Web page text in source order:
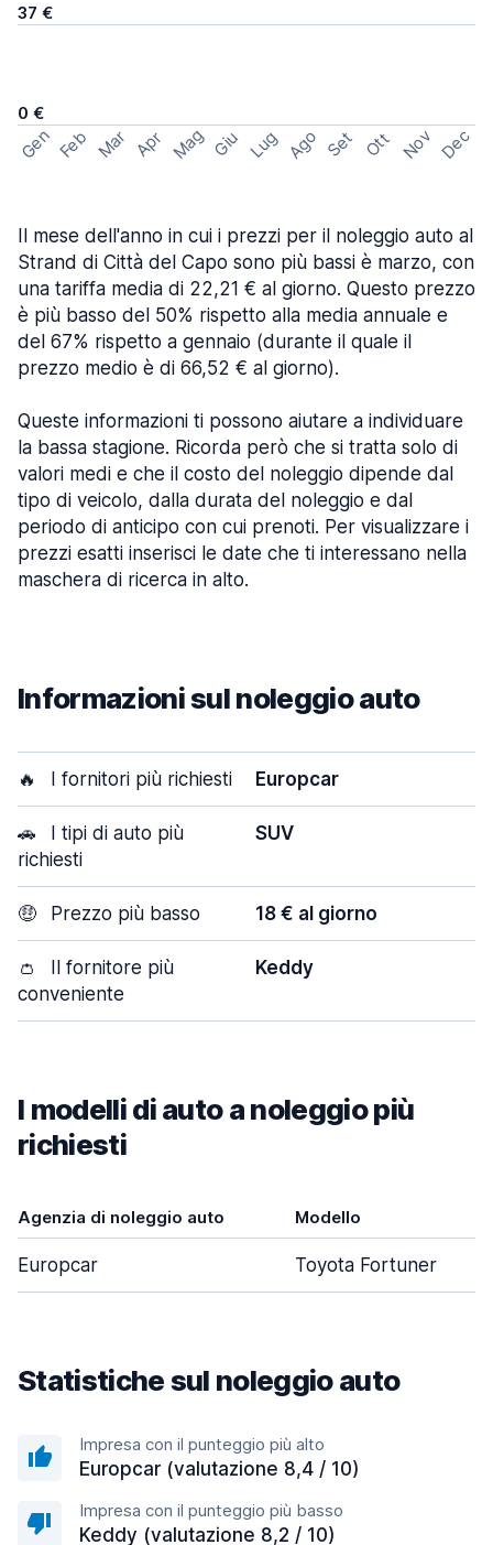
37 €
0 €
Gen Feb Mar Apr Mag Giu Lug Ago Set Ott Nov Dec
Il mese dell'anno in cui i prezzi per il noleggio auto al
Strand di Città del Capo sono più bassi è marzo, con
una tariffa media di 22,21 € al giorno. Questo prezzo
è più basso del 50% rispetto alla media annuale e
del 67% rispetto a gennaio (durante il quale il
prezzo medio è di 66,52 € al giorno).
Queste informazioni ti possono aiutare a individuare
la bassa stagione. Ricorda però che si tratta solo di
valori medi e che il costo del noleggio dipende dal
tipo di veicolo, dalla durata del noleggio e dal
periodo di anticipo con cui prenoti. Per visualizzare i
prezzi esatti inserisci le date che ti interessano nella
maschera di ricerca in alto.
Informazioni sul noleggio auto
🔥 I fornitori più richiesti Europcar
🚗
I tipi di auto più
richiesti
SUV
🤑 Prezzo più basso 18 € al giorno
👛
Il fornitore più
conveniente
Keddy
I modelli di auto a noleggio più
richiesti
Agenzia di noleggio auto Modello
Europcar Toyota Fortuner
Statistiche sul noleggio auto
Impresa con il punteggio più alto
Europcar (valutazione 8,4 / 10)
Impresa con il punteggio più basso
Keddy (valutazione 8,2 / 10)